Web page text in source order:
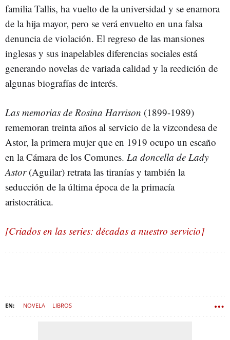
familia Tallis, ha vuelto de la universidad y se enamora
de la hija mayor, pero se verá envuelto en una falsa
denuncia de violación. El regreso de las mansiones
inglesas y sus inapelables diferencias sociales está
generando novelas de variada calidad y la reedición de
algunas biografías de interés.
Las memorias de Rosina Harrison (1899-1989)
rememoran treinta años al servicio de la vizcondesa de
Astor, la primera mujer que en 1919 ocupo un escaño
en la Cámara de los Comunes. La doncella de Lady
Astor(Aguilar) retrata las tiranías y también la
seducción de la última época de la primacía
aristocrática.
[Criados en las series: décadas a nuestro servicio]
NOVELA LIBROS